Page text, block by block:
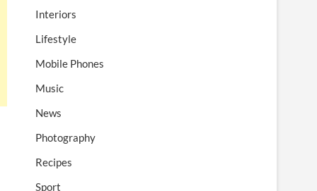
Interiors
Lifestyle
Mobile Phones
Music
News
Photography
Recipes
Sport